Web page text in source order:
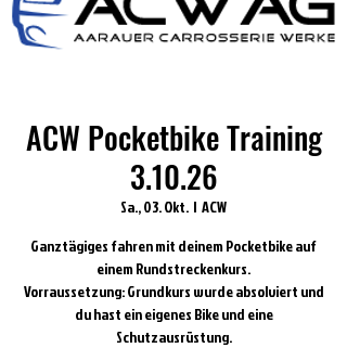
ACW Pocketbike Training
3.10.26
Sa., 03. Okt.
  |
ACW
Ganztägiges fahren mit deinem Pocketbike auf
einem Rundstreckenkurs.
Vorraussetzung: Grundkurs wurde absolviert und
du hast ein eigenes Bike und eine
Schutzausrüstung.